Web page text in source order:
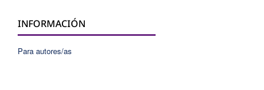
INFORMACIÓN
Para autores/as